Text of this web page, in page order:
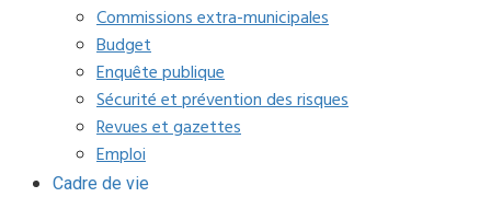
Commissions extra-municipales
Budget
Enquête publique
Sécurité et prévention des risques
Revues et gazettes
Emploi
Cadre de vie